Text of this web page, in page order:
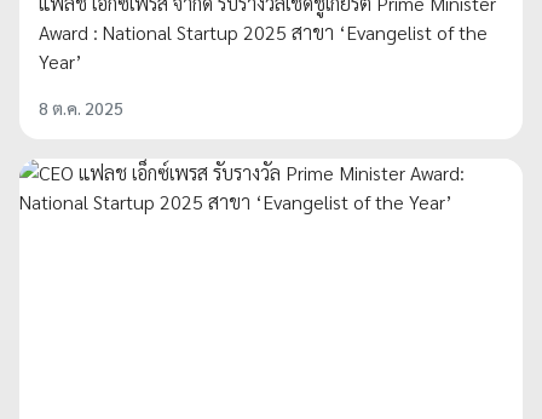
Award : National Startup 2025 สาขา ‘Evangelist of the
Year’
8 ต.ค. 2025